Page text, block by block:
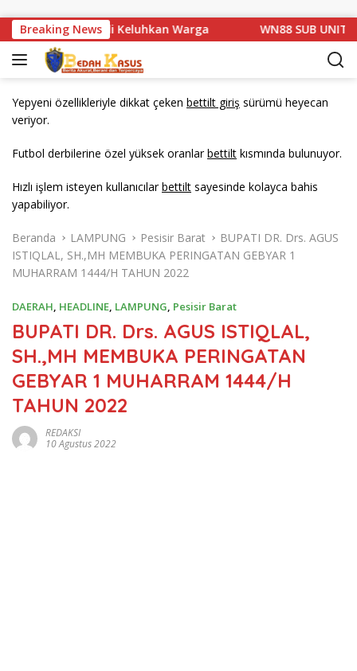
Breaking News
Basarang di Keluhkan Warga WN88 SUB UNIT 13
Yepyeni özellikleriyle dikkat çeken bettilt giriş sürümü heyecan
veriyor.
Futbol derbilerine özel yüksek oranlarbettilt kısmında bulunuyor.
Hızlı işlem isteyen kullanıcılarbettilt sayesinde kolayca bahis
yapabiliyor.
Beranda LAMPUNG Pesisir Barat
BUPATI DR. Drs. AGUS
ISTIQLAL, SH.,MH MEMBUKA PERINGATAN GEBYAR 1
MUHARRAM 1444/H TAHUN 2022
DAERAH, HEADLINE, LAMPUNG, Pesisir Barat
BUPATI DR. Drs. AGUS ISTIQLAL,
SH.,MH MEMBUKA PERINGATAN
GEBYAR 1 MUHARRAM 1444/H
TAHUN 2022
REDAKSI
10 Agustus 2022